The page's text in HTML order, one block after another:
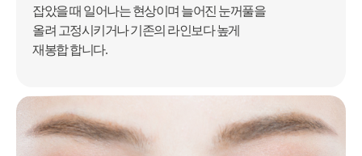
잡았을 때 일어나는 현상이며 늘어진 눈꺼풀을
올려 고정시키거나 기존의 라인보다 높게
재봉합 합니다.